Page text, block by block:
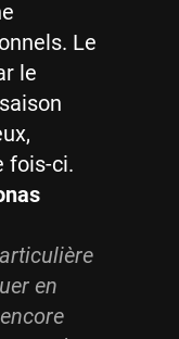
Le
le
fois-ci.
en